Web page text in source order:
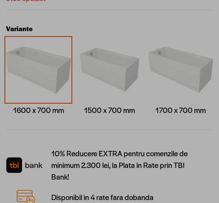
Variante
1600 x 700 mm 1500 x 700 mm 1700 x 700 mm
10% Reducere EXTRA pentru comenzile de
minimum 2.300 lei, la Plata în Rate prin TBI
Bank!
Disponibil in 4 rate fara dobanda